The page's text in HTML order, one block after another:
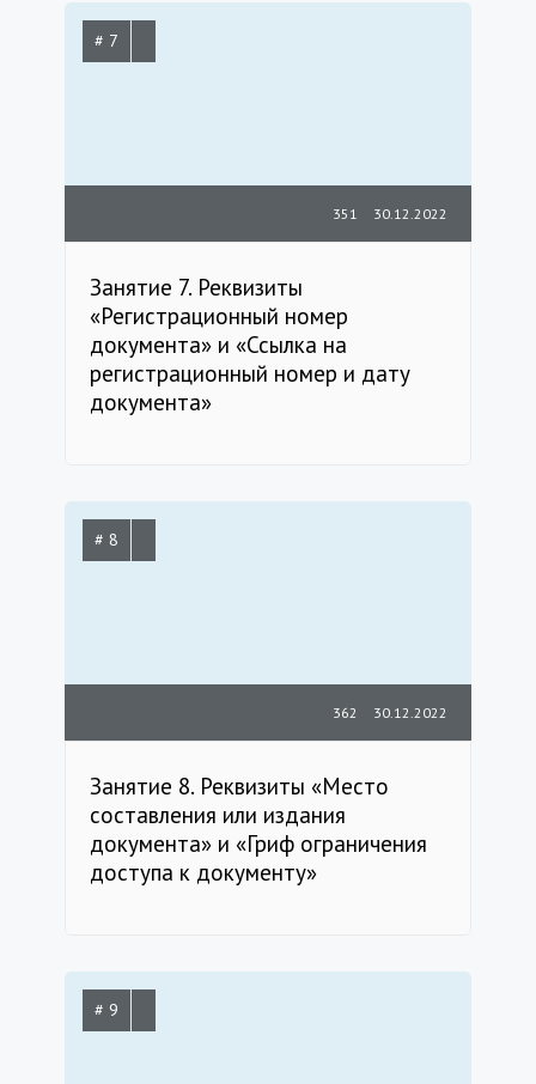
# 7
30.12.2022
351
Занятие 7. Реквизиты
«Регистрационный номер
документа» и «Ссылка на
регистрационный номер и дату
документа»
# 8
30.12.2022
362
Занятие 8. Реквизиты «Место
составления или издания
документа» и «Гриф ограничения
доступа к документу»
# 9